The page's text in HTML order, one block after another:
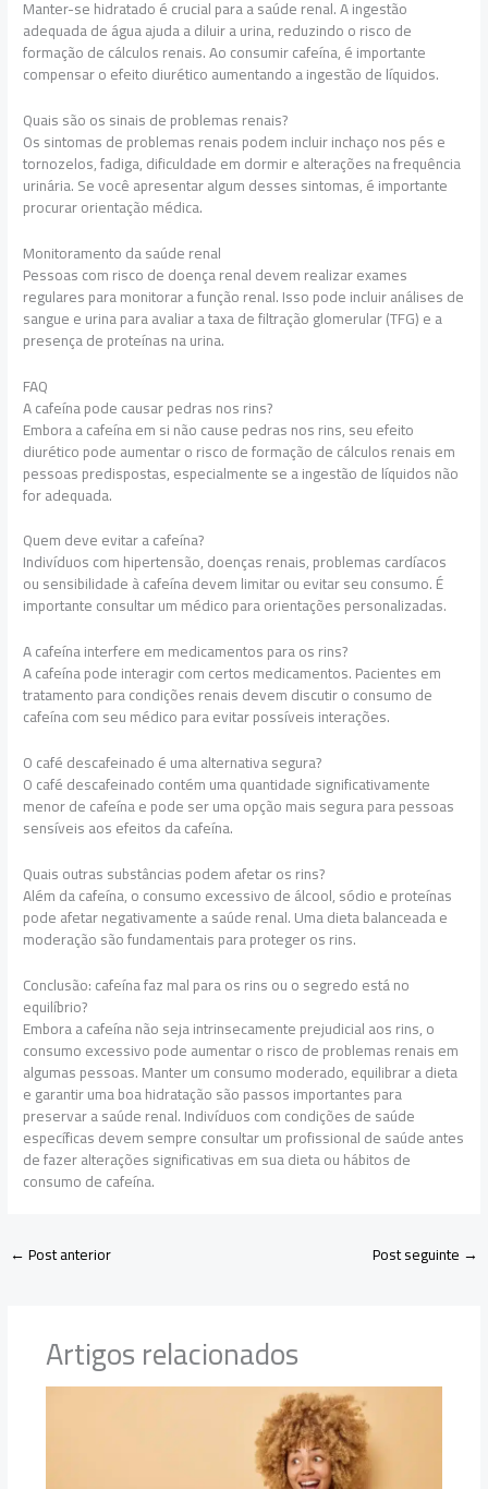
Manter-se hidratado é crucial para a saúde renal. A ingestão
adequada de água ajuda a diluir a urina, reduzindo o risco de
formação de cálculos renais. Ao consumir cafeína, é importante
compensar o efeito diurético aumentando a ingestão de líquidos.
Quais são os sinais de problemas renais?
Os sintomas de problemas renais podem incluir inchaço nos pés e
tornozelos, fadiga, dificuldade em dormir e alterações na frequência
urinária. Se você apresentar algum desses sintomas, é importante
procurar orientação médica.
Monitoramento da saúde renal
Pessoas com risco de doença renal devem realizar exames
regulares para monitorar a função renal. Isso pode incluir análises de
sangue e urina para avaliar a taxa de filtração glomerular (TFG) e a
presença de proteínas na urina.
FAQ
A cafeína pode causar pedras nos rins?
Embora a cafeína em si não cause pedras nos rins, seu efeito
diurético pode aumentar o risco de formação de cálculos renais em
pessoas predispostas, especialmente se a ingestão de líquidos não
for adequada.
Quem deve evitar a cafeína?
Indivíduos com hipertensão, doenças renais, problemas cardíacos
ou sensibilidade à cafeína devem limitar ou evitar seu consumo. É
importante consultar um médico para orientações personalizadas.
A cafeína interfere em medicamentos para os rins?
A cafeína pode interagir com certos medicamentos. Pacientes em
tratamento para condições renais devem discutir o consumo de
cafeína com seu médico para evitar possíveis interações.
O café descafeinado é uma alternativa segura?
O café descafeinado contém uma quantidade significativamente
menor de cafeína e pode ser uma opção mais segura para pessoas
sensíveis aos efeitos da cafeína.
Quais outras substâncias podem afetar os rins?
Além da cafeína, o consumo excessivo de álcool, sódio e proteínas
pode afetar negativamente a saúde renal. Uma dieta balanceada e
moderação são fundamentais para proteger os rins.
Conclusão: cafeína faz mal para os rins ou o segredo está no
equilíbrio?
Embora a cafeína não seja intrinsecamente prejudicial aos rins, o
consumo excessivo pode aumentar o risco de problemas renais em
algumas pessoas. Manter um consumo moderado, equilibrar a dieta
e garantir uma boa hidratação são passos importantes para
preservar a saúde renal. Indivíduos com condições de saúde
específicas devem sempre consultar um profissional de saúde antes
de fazer alterações significativas em sua dieta ou hábitos de
consumo de cafeína.
←Post anterior Post seguinte →
Artigos relacionados